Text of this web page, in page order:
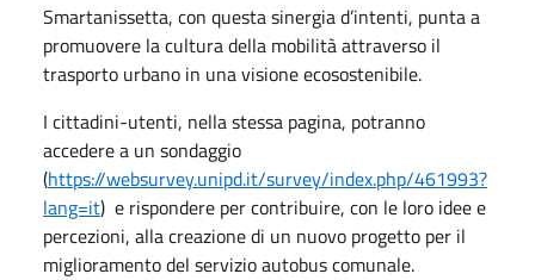
Smartanissetta, con questa sinergia d’intenti, punta a
promuovere la cultura della mobilità attraverso il
trasporto urbano in una visione ecosostenibile.
I cittadini-utenti, nella stessa pagina, potranno
accedere a un sondaggio
(https://websurvey.unipd.it/survey/index.php/461993?
lang=it) e rispondere per contribuire, con le loro idee e
percezioni, alla creazione di un nuovo progetto per il
miglioramento del servizio autobus comunale.